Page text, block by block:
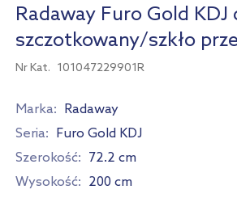
Radaway Furo Gold
szczotkowany/szkło
Nr Kat. 101047229901R
Marka: Radaway
Seria: Furo Gold KDJ
Szerokość: 72.2 cm
Wysokość: 200 cm